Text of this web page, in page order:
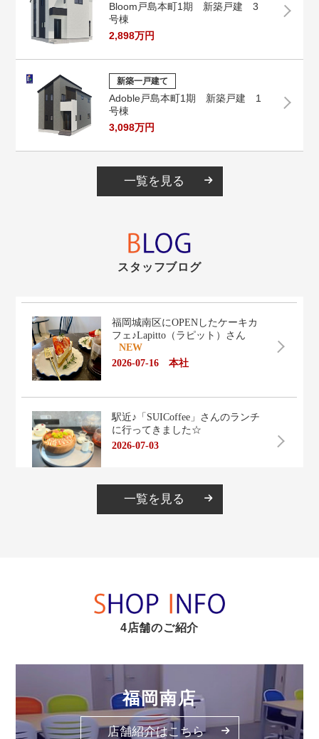
Bloom戸島本町1期 新築戸建 3
号棟
2,898万円
新築一戸建て
Adoble戸島本町1期 新築戸建 1
号棟
3,098万円
一覧を見る
スタッフブログ
一覧を見る
4店舗のご紹介
福岡南店
店舗紹介はこちら